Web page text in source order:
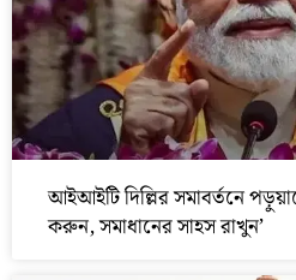
আইআইটি দিল্লির সমাবর্তনে
করুন, সমাধানের সাহস রাখুন’